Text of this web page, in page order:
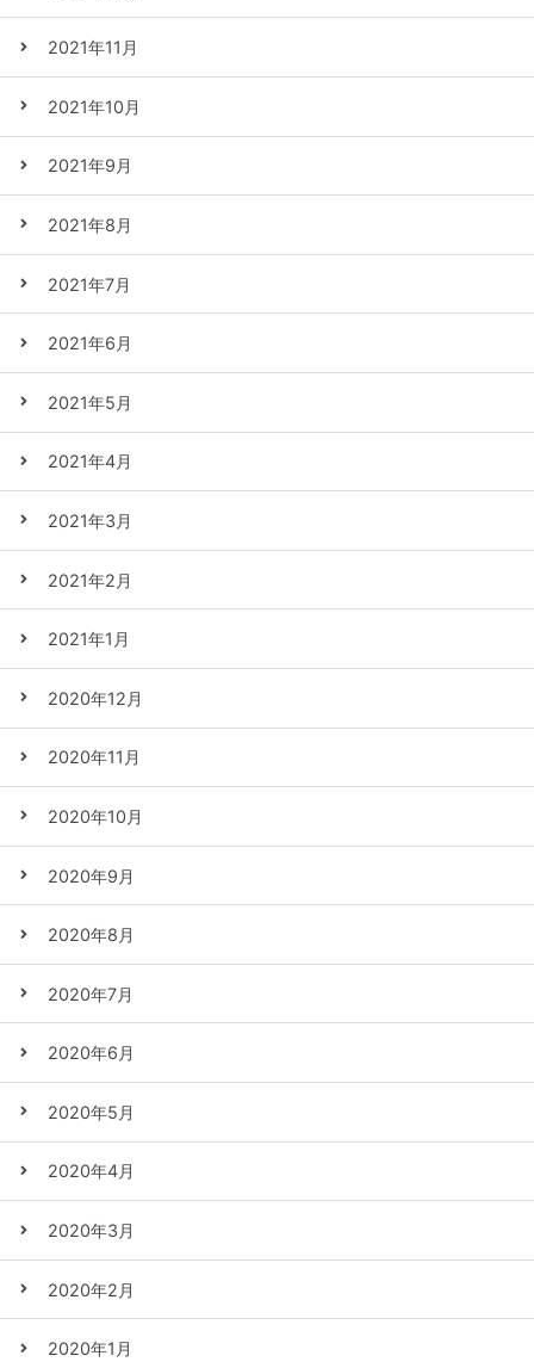
2021年11月
2021年10月
2021年9月
2021年8月
2021年7月
2021年6月
2021年5月
2021年4月
2021年3月
2021年2月
2021年1月
2020年12月
2020年11月
2020年10月
2020年9月
2020年8月
2020年7月
2020年6月
2020年5月
2020年4月
2020年3月
2020年2月
2020年1月